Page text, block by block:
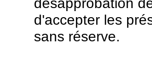
d'accepter les
sans réserve.